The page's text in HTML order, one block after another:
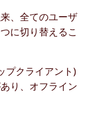
、全てのユーザ
に切り替えるこ
プクライアント)
り、オフライン